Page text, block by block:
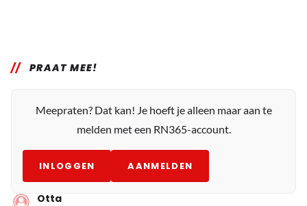
PRAAT MEE!
Meepraten? Dat kan! Je hoeft je alleen maar aan te
melden met een RN365-account.
INLOGGEN AANMELDEN
Otta